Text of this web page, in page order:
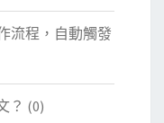
流程，自動觸發
？ (0)